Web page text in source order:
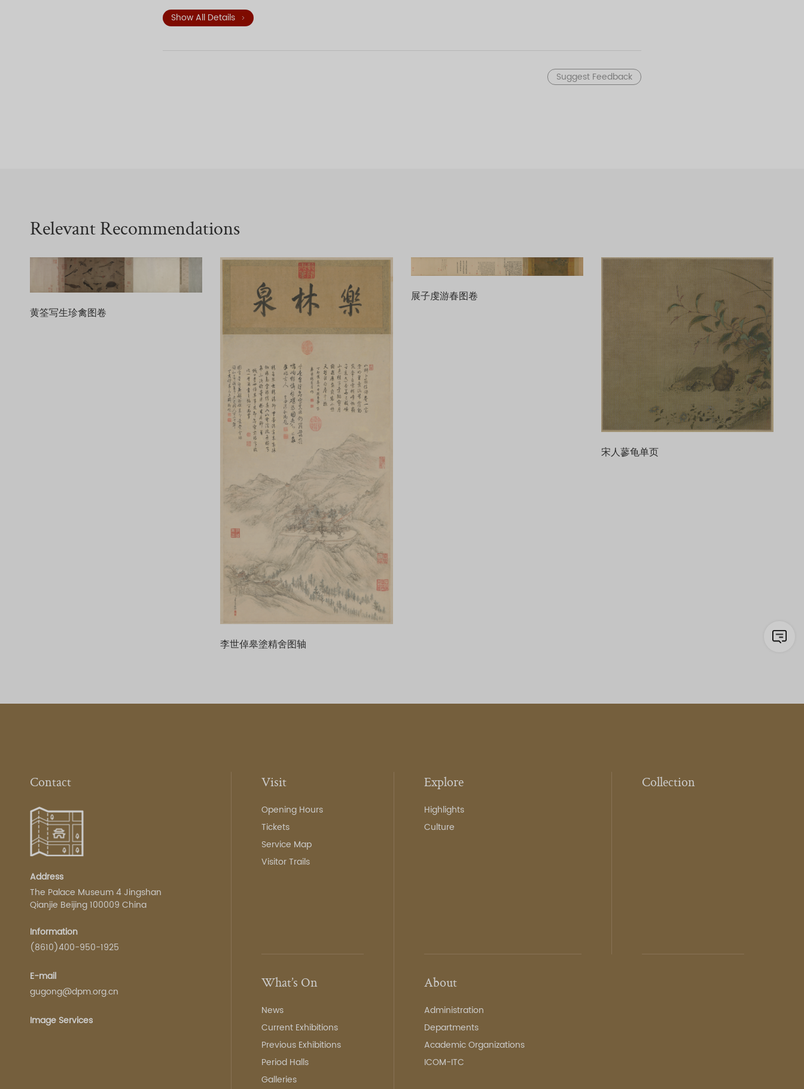
相算命者、贵家妇女、行脚僧人、顽皮儿童，甚至还有乞丐。他们的身份不同，衣冠各异，同在街上，而忙闲不一，苦乐不均。城
中交通运载工具，有轿子、驼队、牛、马、驴车、人力车等。 车辆有串车、太平车、平头车等诸种，再现了汴京城街市的繁荣景
时汴京东南城角这一典型的区域。作者用传统的手卷形式，采取“散点透视法”组织画面。画面长而不冗，繁而不乱，严密紧凑，如
Show All Details
Suggest Feedback
Relevant Recommendations
黄筌写生珍禽图卷
李世倬皋塗精舍图轴
展子虔游春图卷
宋人蓼龟单页
Contact
Address
The Palace Museum 4 Jingshan
Qianjie Beijing 100009 China
Information
(8610)400-950-1925
E-mail
gugong@dpm.org.cn
Image Services
Visit
Opening Hours
Tickets
Service Map
Visitor Trails
Explore
Highlights
Culture
Collection
What’s On
News
Current Exhibitions
Previous Exhibitions
Period Halls
Galleries
About
Administration
Departments
Academic Organizations
ICOM-ITC